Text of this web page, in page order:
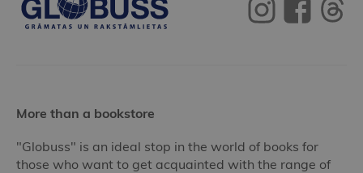
More than a bookstore
"Globuss" is an ideal stop in the world of books for
those who want to get acquainted with the range of